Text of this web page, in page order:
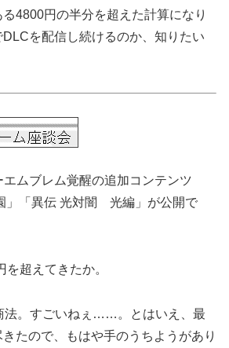
4800円の半分を超えた計算になり
を配信し続けるのか、知りたい
エムブレム覚醒の追加コンテンツ
」「異伝 光対闇 光編」が公開で
を超えてきたか。
法。すごいねぇ……。とはいえ、最
たので、もはや手のうちようがあり